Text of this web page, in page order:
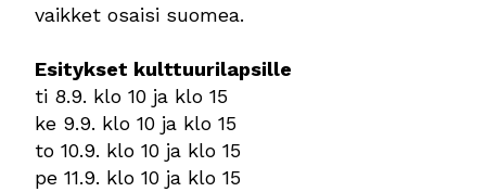
vaikket osaisi suomea.
Esitykset kulttuurilapsille
ti 8.9. klo 10 ja klo 15
ke 9.9. klo 10 ja klo 15
to 10.9. klo 10 ja klo 15
pe 11.9. klo 10 ja klo 15